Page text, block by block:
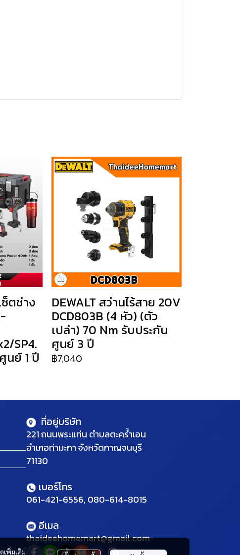
ซ็ตช่าง
SP4.
นย์ 1 ปี
DEWALT สว่านไร้สาย 20V
DCD803B (4 หัว) (ตัว
เปล่า) 70 Nm รับประกัน
ศูนย์ 3 ปี
฿7,040
เพิ่มเติม
ที่อยู่บริษัท
221 ถนนพระแท่น ตำบลตะคร้ำเอน
อำเภอท่ามะกา จังหวัดกาญจนบุรี
71130
เบอร์โทร
061-421-6556, 080-614-8015
อีเมล
thaideehomemart@gmail.com